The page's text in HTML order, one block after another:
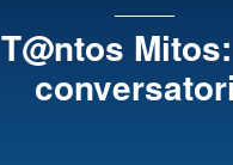
T@ntos